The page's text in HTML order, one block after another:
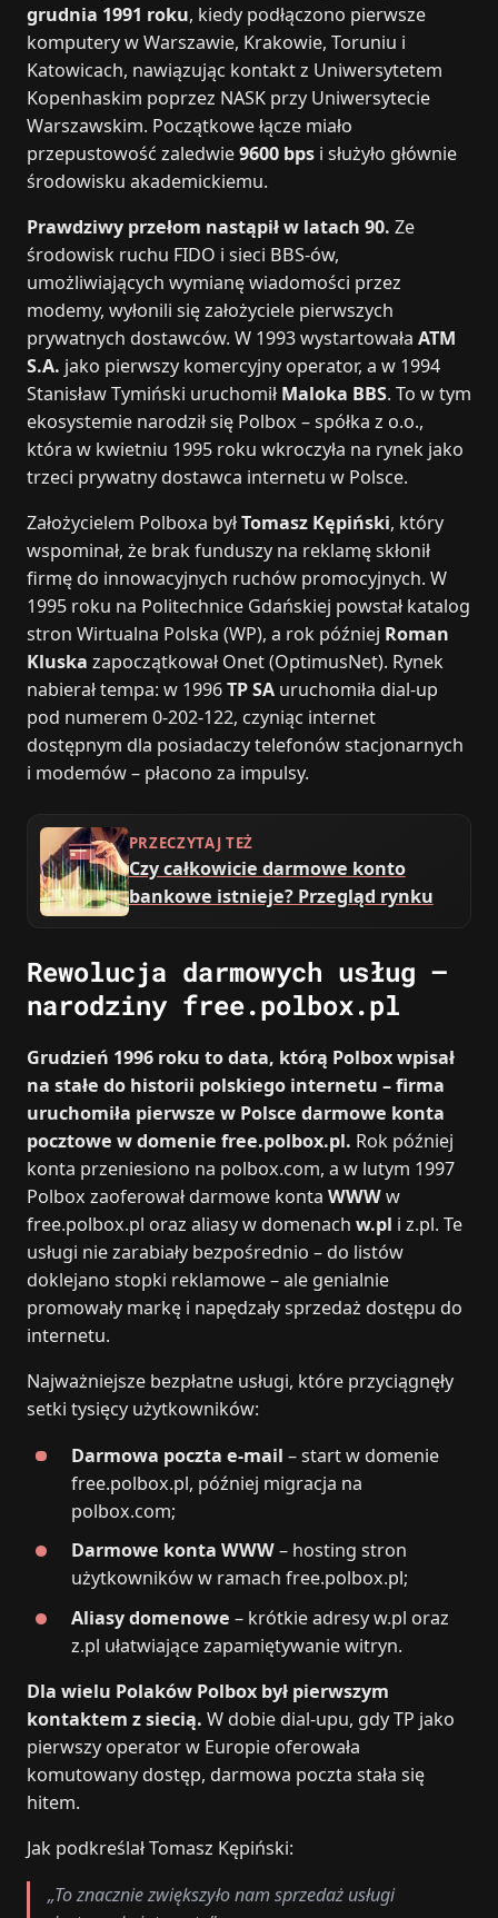
grudnia 1991 roku, kiedy podłączono pierwsze
komputery w Warszawie, Krakowie, Toruniu i
Katowicach, nawiązując kontakt z Uniwersytetem
Kopenhaskim poprzez NASK przy Uniwersytecie
Warszawskim. Początkowe łącze miało
przepustowość zaledwie9600 bps i służyło głównie
środowisku akademickiemu.
Prawdziwy przełom nastąpił w latach 90. Ze
środowisk ruchu FIDO i sieci BBS-ów,
umożliwiających wymianę wiadomości przez
modemy, wyłonili się założyciele pierwszych
prywatnych dostawców. W 1993 wystartowała ATM
S.A. jako pierwszy komercyjny operator, a w 1994
Stanisław Tymiński uruchomiłMaloka BBS. To w tym
ekosystemie narodził się Polbox – spółka z o.o.,
która w kwietniu 1995 roku wkroczyła na rynek jako
trzeci prywatny dostawca internetu w Polsce.
Założycielem Polboxa byłTomasz Kępiński, który
wspominał, że brak funduszy na reklamę skłonił
firmę do innowacyjnych ruchów promocyjnych. W
1995 roku na Politechnice Gdańskiej powstał katalog
stron Wirtualna Polska (WP), a rok później Roman
Kluska zapoczątkował Onet (OptimusNet). Rynek
nabierał tempa: w 1996TP SA uruchomiła dial-up
pod numerem 0-202-122, czyniąc internet
dostępnym dla posiadaczy telefonów stacjonarnych
i modemów – płacono za impulsy.
PRZECZYTAJ TEŻ
Czy całkowicie darmowe konto
bankowe istnieje? Przegląd rynku
Rewolucja darmowych usług –
narodziny free.polbox.pl
Grudzień 1996 roku to data, którą Polbox wpisał
na stałe do historii polskiego internetu – firma
uruchomiła pierwsze w Polsce darmowe konta
pocztowe w domenie free.polbox.pl. Rok później
konta przeniesiono na polbox.com, a w lutym 1997
Polbox zaoferował darmowe konta WWWw
free.polbox.pl oraz aliasy w domenach w.pl i z.pl. Te
usługi nie zarabiały bezpośrednio – do listów
doklejano stopki reklamowe – ale genialnie
promowały markę i napędzały sprzedaż dostępu do
internetu.
Najważniejsze bezpłatne usługi, które przyciągnęły
setki tysięcy użytkowników:
Darmowa poczta e‑mail – start w domenie
free.polbox.pl, później migracja na
polbox.com;
Darmowe konta WWW– hosting stron
użytkowników w ramach free.polbox.pl;
Aliasy domenowe – krótkie adresy w.pl oraz
z.pl ułatwiające zapamiętywanie witryn.
Dla wielu Polaków Polbox był pierwszym
kontaktem z siecią. W dobie dial-upu, gdy TP jako
pierwszy operator w Europie oferowała
komutowany dostęp, darmowa poczta stała się
hitem.
Jak podkreślał Tomasz Kępiński:
„To znacznie zwiększyło nam sprzedaż usługi